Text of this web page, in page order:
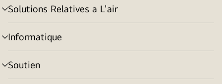
Solutions Relatives a L'air
menu
basculement
Informatique
menu
basculement
Soutien
menu
basculement